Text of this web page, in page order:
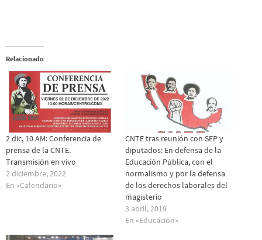
Relacionado
2 dic, 10 AM: Conferencia de
prensa de la CNTE.
Transmisión en vivo
2 diciembre, 2022
En «Calendario»
CNTE tras reunión con SEP y
diputados: En defensa de la
Educación Pública, con el
normalismo y por la defensa
de los derechos laborales del
magisterio
3 abril, 2019
En «Educación»